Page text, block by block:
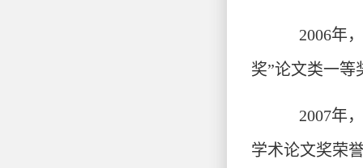
2006年
奖”论文类一等
2007年
学术论文奖荣